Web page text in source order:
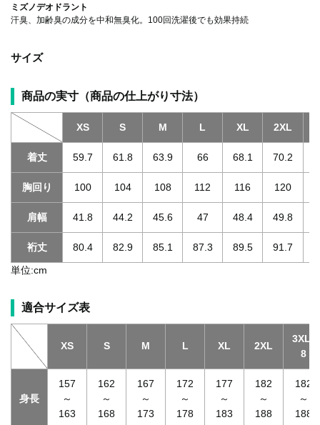
ミズノデオドラント
汗臭、加齢臭の成分を中和無臭化。100回洗濯後でも効果持続
サイズ
商品の実寸（商品の仕上がり寸法）
XS S M L XL 2XL
着丈 59.7 61.8 63.9 66 68.1 70.2
胸回り 100 104 108 112 116 120
肩幅 41.8 44.2 45.6 47 48.4 49.8
裄丈 80.4 82.9 85.1 87.3 89.5 91.7
単位:cm
適合サイズ表
XS S M L XL 2XL
3XL-
8
身長
157
～
163
162
～
168
167
～
173
172
～
178
177
～
183
182
～
188
182
～
188